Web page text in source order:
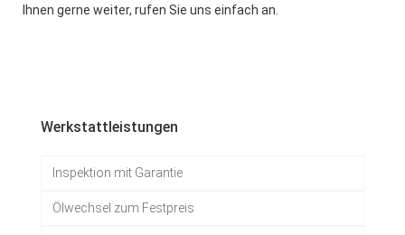
Ihnen gerne weiter, rufen Sie uns einfach an.
Werkstattleistungen
Inspektion mit Garantie
Ölwechsel zum Festpreis